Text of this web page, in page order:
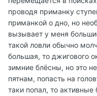
проводя приманку
приманкой о дно, но
вызывает у меня
такой ловли обычно
большая, то джигового
зимние блёсны, но это
пятнам, попасть на
таки попал, то